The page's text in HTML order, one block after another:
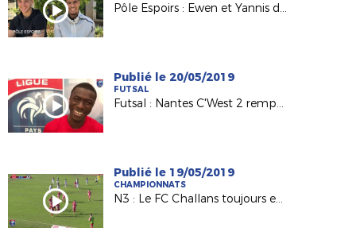
Pôle Espoirs : Ewen et Yannis de retour aux sources
Publié le 20/05/2019
FUTSAL
Futsal : Nantes C'West 2 remporte la Coupe régionale 2019 !
Publié le 19/05/2019
CHAMPIONNATS
N3 : Le FC Challans toujours en tête !